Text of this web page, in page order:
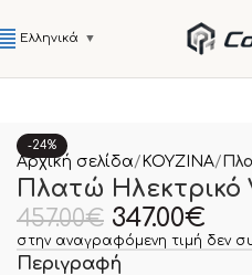
Ελληνικά ▼
-24%
Αρχική σελίδα ΚΟΥΖΙΝΑ
Πλατώ Ηλεκτρικό
457.00€ 347.00€
στην αναγραφόμενη τιμή δεν
Περιγραφή